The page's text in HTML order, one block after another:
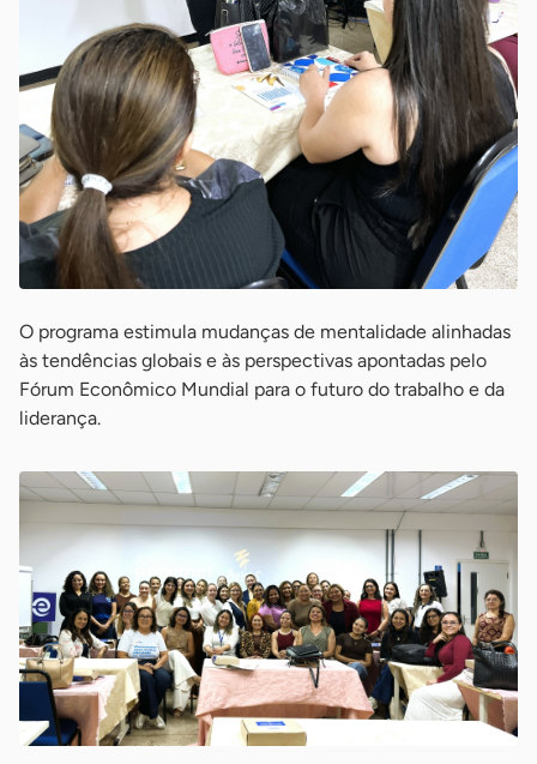
O programa estimula mudanças de mentalidade alinhadas
às tendências globais e às perspectivas apontadas pelo
Fórum Econômico Mundial para o futuro do trabalho e da
liderança.